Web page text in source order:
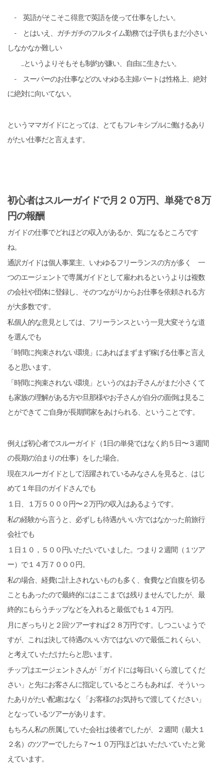
- 英語がそこそこ得意で英語を使って仕事をしたい。
- とはいえ、ガチガチのフルタイム勤務では子供もまだ小さい
しなかなか難しい
...というよりそもそも制約が嫌い、自由に生きたい。
- スーパーのお仕事などのいわゆる主婦パートは性格上、絶対
に絶対に向いてない。
というママガイドにとっては、とてもフレキシブルに働けるあり
がたい仕事だと言えます。
初心者はスルーガイドで月２０万円、単発で８万
円の報酬
ガイドの仕事でどれほどの収入があるか、気になるところです
ね。
通訳ガイドは個人事業主、いわゆるフリーランスの方が多く 一
つのエージェントで専属ガイドとして雇われるというよりは複数
の会社や団体に登録し、そのつながりからお仕事を依頼される方
が大多数です。
私個人的な意見としては、フリーランスという一見大変そうな道
を選んでも
「時間に拘束されない環境」にあればまずまず稼げる仕事と言え
ると思います。
「時間に拘束されない環境」というのはお子さんがまだ小さくて
も家族の理解がある方や旦那様やお子さんが自分の面倒は見るこ
とができて ご自身が長期間家をあけられる、ということです。
例えば初心者でスルーガイド（1日の単発ではなく約５日〜３週間
の長期の泊まりの仕事）をした場合。
現在スルーガイドとして活躍されているみなさんを見ると、はじ
めて１年目のガイドさんでも
１日、１万５０００円〜２万円の収入はあるようです。
私の経験から言うと、必ずしも待遇がいい方ではなかった前旅行
会社でも
１日１０，５００円いただいていました。つまり２週間（１ツア
ー）で１４万７０００円。
私の場合、経費に計上されないものも多く、食費など自腹を切る
こともあったので最終的にはここまでは残りませんでしたが、最
終的にもらうチップなどを入れると最低でも１４万円。
月にぎっちりと２回ツアーすれば２８万円です。しつこいようで
すが、これは決して待遇のいい方ではないので最低これくらい、
と考えていただけたらと思います。
チップはエージェントさんが「ガイドには毎日いくら渡してくだ
さい」と先にお客さんに指定しているところもあれば、そういっ
たありがたい配慮はなく「お客様のお気持ちで渡してください」
となっているツアーがあります。
もちろん私の所属していた会社は後者でしたが、２週間（最大１
２名）のツアーでしたら７〜１０万円ほどはいただいていたと覚
えています。